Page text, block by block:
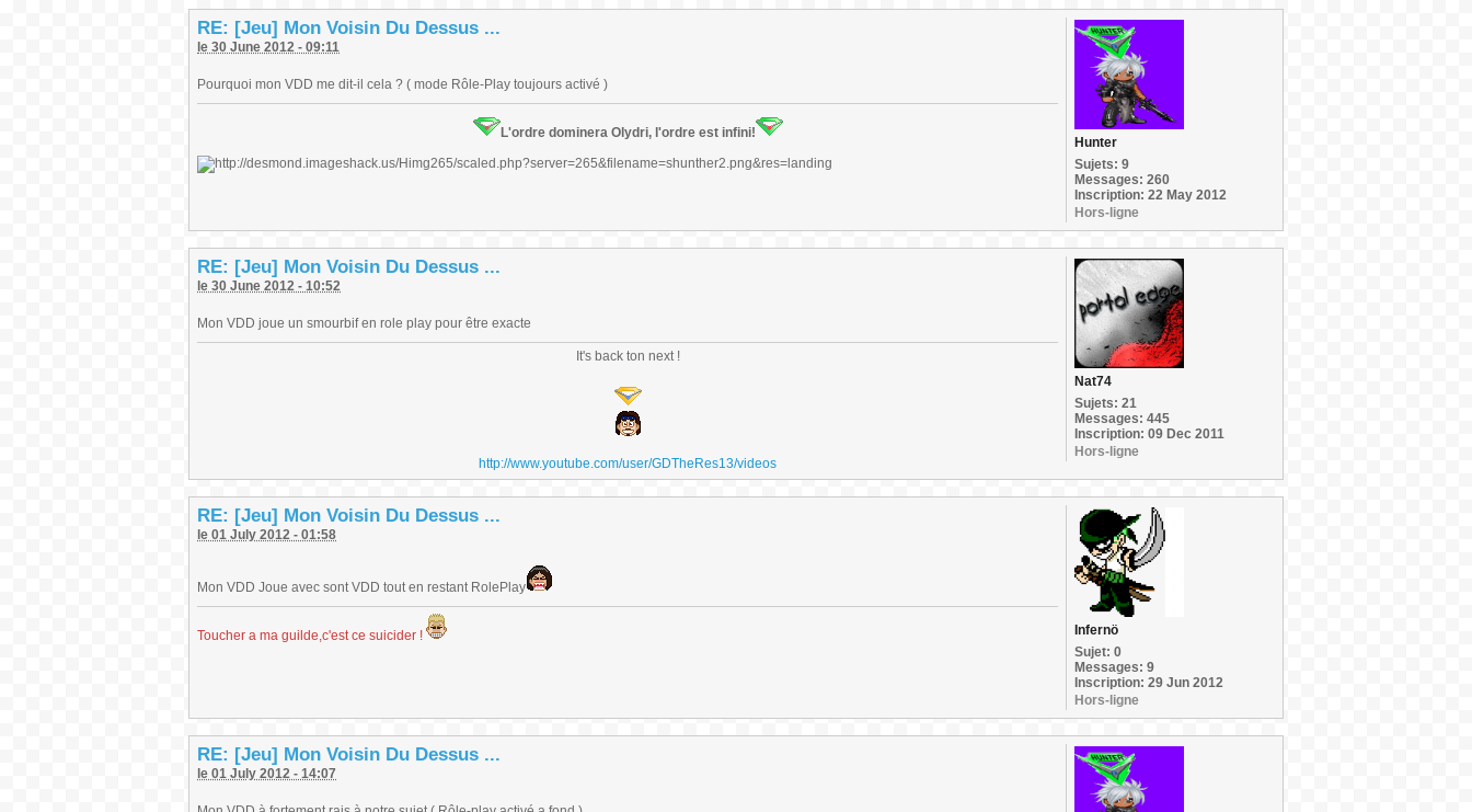
RE: [Jeu] Mon Voisin Du Dessus ...
le 30 June 2012 - 09:11
Pourquoi mon VDD me dit-il cela ? ( mode Rôle-Play toujours activé )
L'ordre dominera Olydri, l'ordre est infini!
Hunter
Sujets: 9
Messages: 260
Inscription: 22 May 2012
Hors-ligne
RE: [Jeu] Mon Voisin Du Dessus ...
le 30 June 2012 - 10:52
Mon VDD joue un smourbif en role play pour être exacte
It's back ton next !
http://www.youtube.com/user/GDTheRes13/videos
Nat74
Sujets: 21
Messages: 445
Inscription: 09 Dec 2011
Hors-ligne
RE: [Jeu] Mon Voisin Du Dessus ...
le 01 July 2012 - 01:58
Mon VDD Joue avec sont VDD tout en restant RolePlay
Toucher a ma guilde,c'est ce suicider !
Infernö
Sujet: 0
Messages: 9
Inscription: 29 Jun 2012
Hors-ligne
RE: [Jeu] Mon Voisin Du Dessus ...
le 01 July 2012 - 14:07